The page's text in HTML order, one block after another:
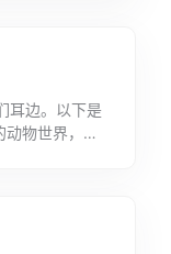
耳边。以下是
物世界，我